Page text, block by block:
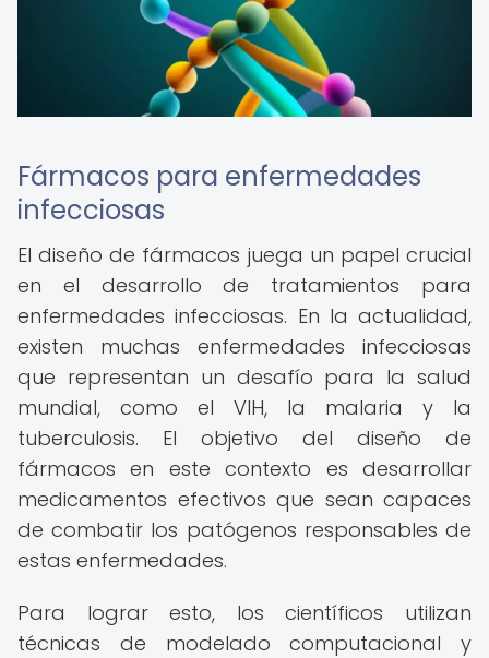
Fármacos para enfermedades
infecciosas
El diseño de fármacos juega un papel crucial
en el desarrollo de tratamientos para
enfermedades infecciosas. En la actualidad,
existen muchas enfermedades infecciosas
que representan un desafío para la salud
mundial, como el VIH, la malaria y la
tuberculosis. El objetivo del diseño de
fármacos en este contexto es desarrollar
medicamentos efectivos que sean capaces
de combatir los patógenos responsables de
estas enfermedades.
Para lograr esto, los científicos utilizan
técnicas de modelado computacional y